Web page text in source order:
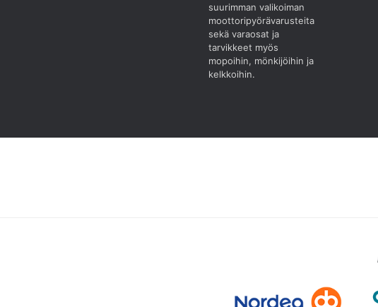
suurimman valikoiman
moottoripyörävarusteita
sekä varaosat ja
tarvikkeet myös
mopoihin, mönkijöihin ja
kelkkoihin.